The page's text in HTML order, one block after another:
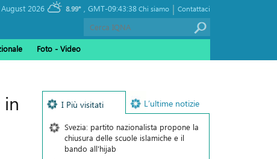
GMT-09:43:38
8.99° Contattaci
|
Chi siamo
Foto - Video
I Più visitati L’ultime notizie
Svezia: partito nazionalista propone la
chiusura delle scuole islamiche e il
bando all'hijab